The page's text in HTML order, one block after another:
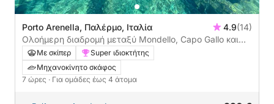
Porto Arenella, Παλέρμο, Ιταλία 4.9(14)
Ολοήμερη διαδρομή μεταξύ Mondello, Capo Gallo και
του Σπηλαίου Πετρελαίου
Με σκίπερ
Super ιδιοκτήτης
Μηχανοκίνητο σκάφος
7 ώρες · Για ομάδες έως 4 άτομα